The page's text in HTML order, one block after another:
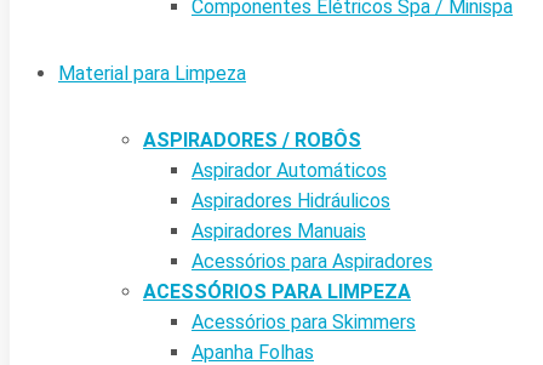
Componentes Elétricos Spa / Minispa
Material para Limpeza
ASPIRADORES / ROBÔS
Aspirador Automáticos
Aspiradores Hidráulicos
Aspiradores Manuais
Acessórios para Aspiradores
ACESSÓRIOS PARA LIMPEZA
Acessórios para Skimmers
Apanha Folhas